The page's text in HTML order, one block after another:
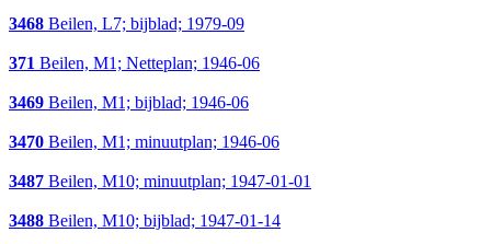
3468 Beilen, L7; bijblad; 1979-09
371 Beilen, M1; Netteplan; 1946-06
3469 Beilen, M1; bijblad; 1946-06
3470 Beilen, M1; minuutplan; 1946-06
3487 Beilen, M10; minuutplan; 1947-01-01
3488 Beilen, M10; bijblad; 1947-01-14